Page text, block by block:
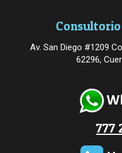
Av. San Diego #1209
62296,
777